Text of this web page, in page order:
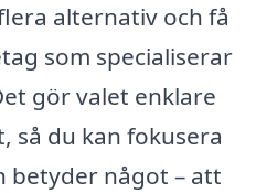
alternativ och få
som specialiserar
gör valet enklare
så du kan fokusera
betyder något – att